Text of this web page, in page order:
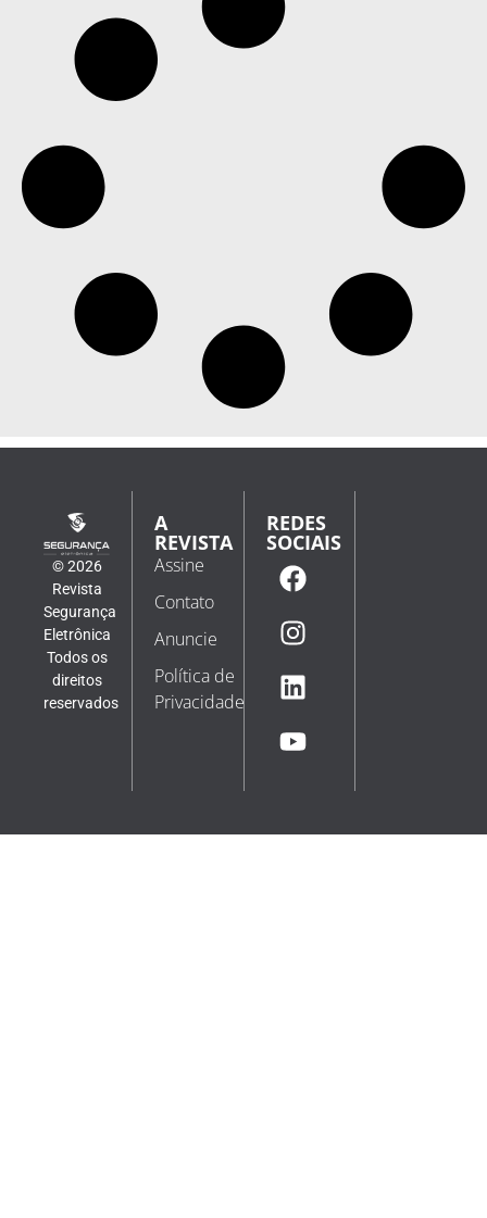
© 2026
Revista
Segurança
Eletrônica
Todos os
direitos
reservados
A
REVISTA
Assine
Contato
Anuncie
Política de
Privacidade
REDES
SOCIAIS